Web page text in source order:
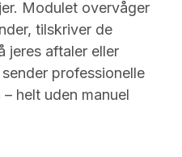
Modulet overvåger
tilskriver de
jeres aftaler eller
professionelle
helt uden manuel